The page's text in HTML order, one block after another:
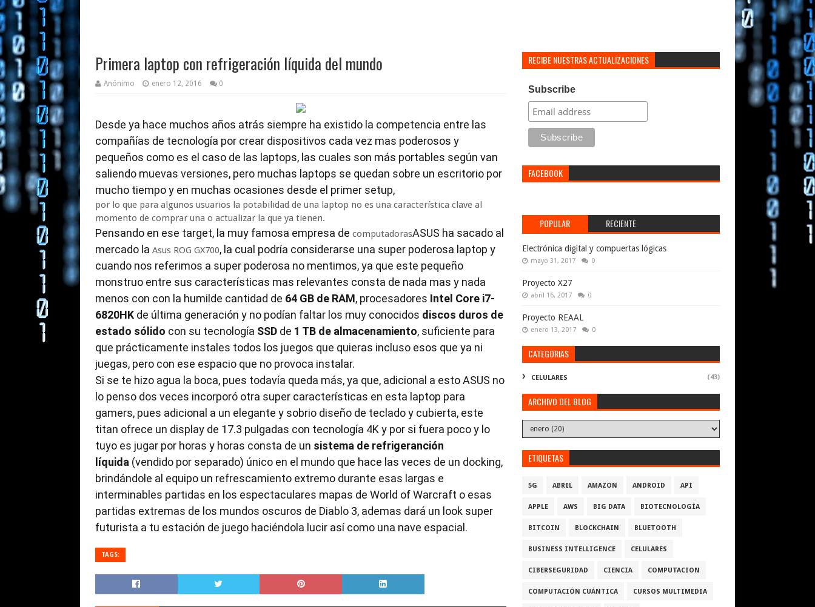
Primera laptop con refrigeración líquida del mundo
Anónimo enero 12, 2016 0
Desde ya hace muchos años atrás siempre ha existido la competencia entre las
compañías de tecnología por crear dispositivos cada vez mas poderosos y
pequeños como es el caso de las laptops, las cuales son más portables según van
saliendo muevas versiones, pero muchas laptops se quedan sobre un escritorio por
mucho tiempo y en muchas ocasiones desde el primer setup,
por lo que para algunos usuarios la potabilidad de una laptop no es una característica clave al
momento de comprar una o actualizar la que ya tienen.
Pensando en ese target, la muy famosa empresa de computadorasASUS ha sacado al
mercado la Asus ROG GX700, la cual podría considerarse una super poderosa laptop y
cuando nos referimos a super poderosa no mentimos, ya que este pequeño
monstruo entre sus características mas relevantes consta de nada mas y nada
menos con con la humilde cantidad de 64 GB de RAM, procesadores Intel Core i7-
6820HK de última generación y no podían faltar los muy conocidos discos duros de
estado sólido con su tecnología SSD de 1 TB de almacenamiento, suficiente para
que prácticamente instales todos los juegos que quieras incluso esos que ya ni
juegas, pero con ese espacio que no provoca instalar.
Si se te hizo agua la boca, pues todavía queda más, ya que, adicional a esto ASUS no
lo penso dos veces incorporó otra super características en esta laptop para
gamers, pues adicional a un elegante y sobrio diseño de teclado y cubierta, este
titan ofrece un display de 17.3 pulgadas con tecnología 4K y por si fuera poco y lo
tuyo es jugar por horas y horas consta de un sistema de refrigeranción
líquida (vendido por separado) único en el mundo que hace las veces de un docking,
brindándole al equipo un refrescamiento extremo durante esas largas e
interminables partidas en los espectaculares mapas de World of Warcraft o esas
partidas extremas de los mundos oscuros de Diablo 3, ademas dará un look super
futurista a tu estación de juego haciéndola lucir así como una nave espacial.
TAGS:
RECIBE NUESTRAS ACTUALIZACIONES
Subscribe
FACEBOOK
POPULAR RECIENTE
Electrónica digital y compuertas lógicas
mayo 31, 2017 0
Proyecto X27
abril 16, 2017 0
Proyecto REAAL
enero 13, 2017 0
CATEGORIAS
CELULARES (43)
ARCHIVO DEL BLOG
ETIQUETAS
5G ABRIL AMAZON ANDROID API
APPLE AWS BIG DATA BIOTECNOLOGÍA
BITCOIN BLOCKCHAIN BLUETOOTH
BUSINESS INTELLIGENCE CELULARES
CIBERSEGURIDAD CIENCIA COMPUTACION
COMPUTACIÓN CUÁNTICA CURSOS MULTIMEDIA